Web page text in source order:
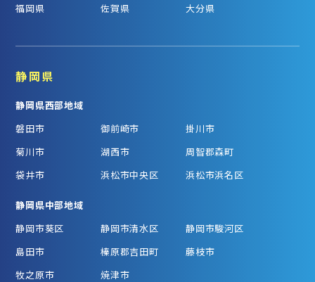
福岡県
佐賀県 大分県
静岡県
静岡県西部地域
磐田市
御前崎市
掛川市
菊川市
湖西市
周智郡森町
袋井市
浜松市中央区 浜松市浜名区
静岡県中部地域
静岡市葵区
静岡市清水区
静岡市駿河区
島田市
榛原郡吉田町
藤枝市
牧之原市
焼津市